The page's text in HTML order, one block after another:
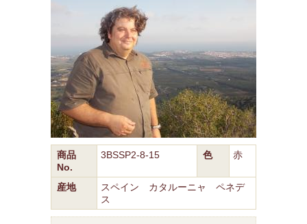
商品
No.
3BSSP2-8-15 色 赤
産地
スペイン カタルーニャ ペネデ
ス